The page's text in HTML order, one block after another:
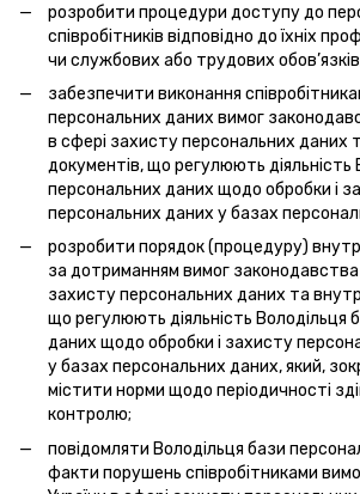
розробити процедури доступу до
співробітників відповідно до їхніх
чи службових або трудових
забезпечити виконання
персональних даних вимог
в сфері захисту персональних даних
документів, що регулюють діяльність
персональних даних щодо обробки і
персональних даних у базах
розробити порядок (процедуру)
за дотриманням вимог законодавства
захисту персональних даних та
що регулюють діяльність Володільця
даних щодо обробки і захисту
у базах персональних даних, який,
містити норми щодо періодичності
контролю;
повідомляти Володільця бази
факти порушень співробітниками